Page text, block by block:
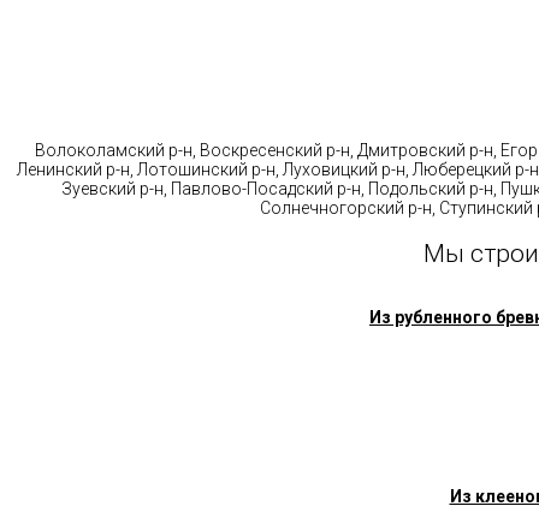
Волоколамский р-н, Воскресенский р-н, Дмитровский р-н,
Ленинский р-н, Лотошинский р-н, Луховицкий р-н, Люберецкий
Зуевский р-н, Павлово-Посадский р-н, Подольский р-н,
Солнечногорский р-н,
Мы
Из рубленного
Из